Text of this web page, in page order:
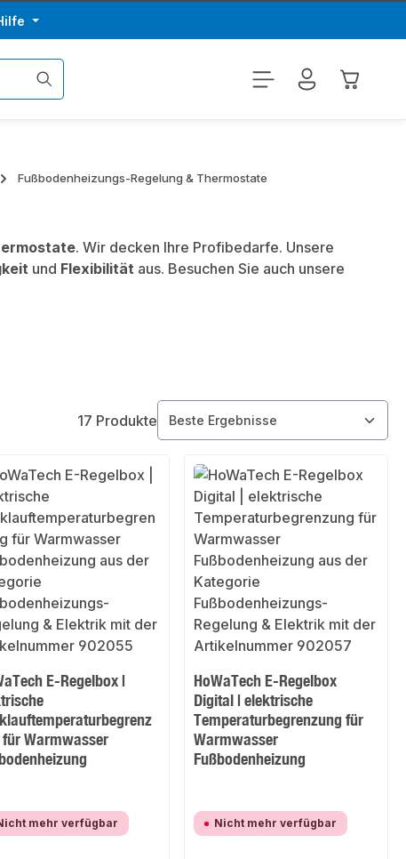
Fußbodenheizungs-Regelung & Thermostate
. Wir decken Ihre Profibedarfe. Unsere
und Flexibilität aus. Besuchen Sie auch unsere
17 Produkte
E-Regelbox |
Warmwasser
mehr verfügbar
HoWaTech E-Regelbox
Digital | elektrische
Temperaturbegrenzung für
Warmwasser
Fußbodenheizung
Nicht mehr verfügbar